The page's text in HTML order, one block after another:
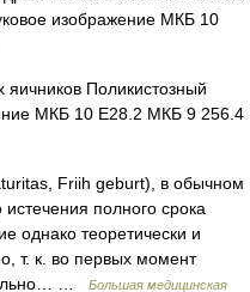
изображение МКБ 10
Поликистозный
МКБ 10 E28.2 МКБ 9 256.4
Friih geburt), в обычном
полного срока
однако теоретически и
т. к. во первых момент
…
Большая медицинская